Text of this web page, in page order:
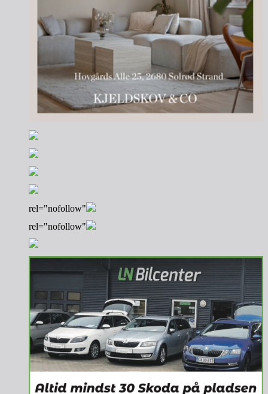
rel="nofollow"
rel="nofollow"